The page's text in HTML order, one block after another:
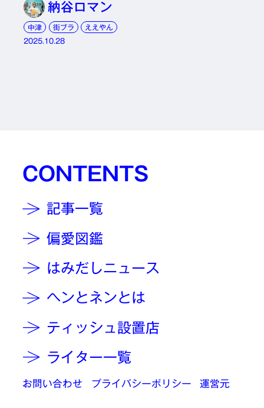
納谷ロマン
中津 街ブラ
ええやん
2025.10.28
CONTENTS
記事一覧
偏愛図鑑
はみだしニュース
ヘンとネンとは
ティッシュ設置店
ライター一覧
お問い合わせ プライバシーポリシー 運営元